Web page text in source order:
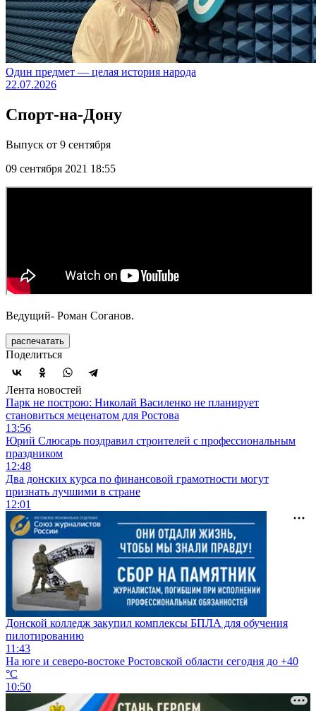
Один предмет — целая история народа
22.07.2026
Спорт-на-Дону
Выпуск от 9 сентября
09 сентября 2021 18:55
Ведущий- Роман Соганов.
распечатать
Поделиться
Лента новостей
Парк не построю: Николай Василенко не планирует
становиться меценатом для Ростова
13:56
Юрий Слюсарь поздравил строителей с профессиональным
праздником
12:48
Два донских курса по финансовой грамотности могут
признать лучшими в стране
12:01
Донской колледж закупил комплексы БПЛА для обучения
пилотированию
11:43
На юге и северо-востоке Ростовской области сегодня до +40
°C
10:50